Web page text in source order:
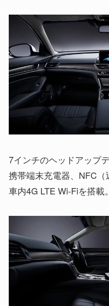
7インチのヘッドアップ
携帯端末充電器、NFC（
車内4G LTE Wi-Fiを搭載。